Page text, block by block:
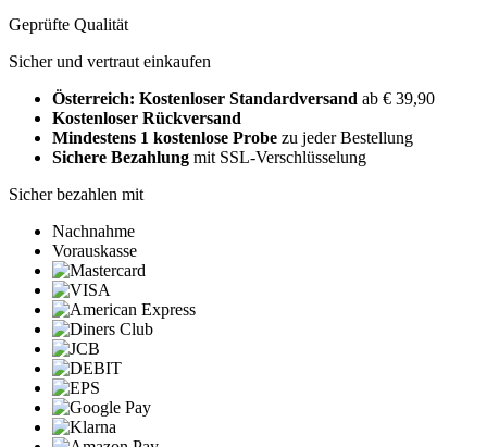
Geprüfte Qualität
Sicher und vertraut einkaufen
Österreich: Kostenloser Standardversand ab € 39,90
Kostenloser Rückversand
Mindestens 1 kostenlose Probe zu jeder Bestellung
Sichere Bezahlung mit SSL-Verschlüsselung
Sicher bezahlen mit
Nachnahme
Vorauskasse